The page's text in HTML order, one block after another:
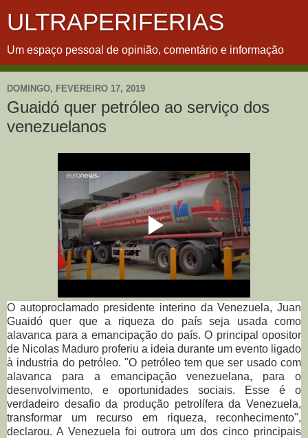
ULTRAPERIFERIAS
Um espaço pessoal de opinião, comentário e informação
DOMINGO, FEVEREIRO 17, 2019
Guaidó quer petróleo ao serviço dos
venezuelanos
O autoproclamado presidente interino da Venezuela, Juan
Guaidó quer que a riqueza do país seja usada como
alavanca para a emancipação do país. O principal opositor
de Nicolas Maduro proferiu a ideia durante um evento ligado
à industria do petróleo. "O petróleo tem que ser usado com
alavanca para a emancipação venezuelana, para o
desenvolvimento, e oportunidades sociais. Esse é o
verdadeiro desafio da produção petrolífera da Venezuela,
transformar um recurso em riqueza, reconhecimento",
declarou. A Venezuela foi outrora um dos cinco principais